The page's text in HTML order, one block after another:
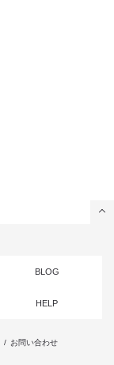
BLOG
HELP
/ お問い合わせ